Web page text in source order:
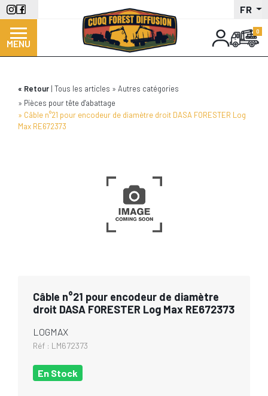
Aller
au
contenu
principal
FR
MENU
Retour Tous les articles
Autres catégories
Pièces pour tête d'abattage
Câble n°21 pour encodeur de diamètre droit DASA FORESTER Log
Max RE672373
Câble n°21 pour encodeur de diamètre
droit DASA FORESTER Log Max RE672373
LOGMAX
Réf : LM672373
En Stock